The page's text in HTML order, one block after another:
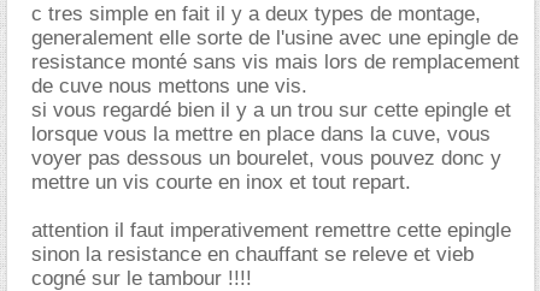
c tres simple en fait il y a deux types de montage,
generalement elle sorte de l'usine avec une epingle de
resistance monté sans vis mais lors de remplacement
de cuve nous mettons une vis.
si vous regardé bien il y a un trou sur cette epingle et
lorsque vous la mettre en place dans la cuve, vous
voyer pas dessous un bourelet, vous pouvez donc y
mettre un vis courte en inox et tout repart.
attention il faut imperativement remettre cette epingle
sinon la resistance en chauffant se releve et vieb
cogné sur le tambour !!!!